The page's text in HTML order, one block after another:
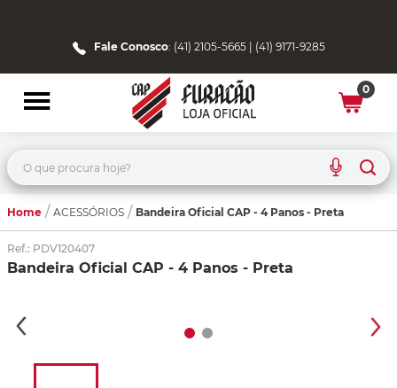
Fale Conosco: (41) 2105-5665 | (41) 9171-9285
0
O que procura hoje?
Home ACESSÓRIOS Bandeira Oficial CAP - 4 Panos - Preta
Ref.: PDV120407
Bandeira Oficial CAP - 4 Panos - Preta